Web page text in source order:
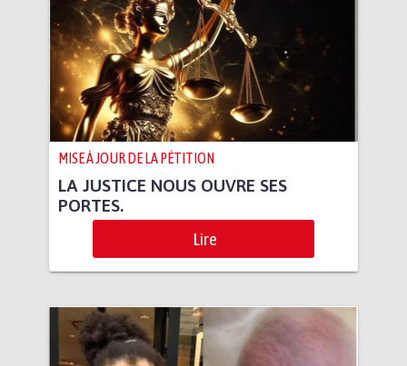
MISE À JOUR DE LA PÉTITION
LA JUSTICE NOUS OUVRE SES
PORTES.
Lire